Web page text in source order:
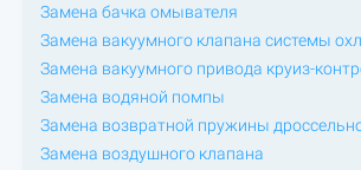
Замена бачка омывателя
Замена вакуумного клапана системы
Замена вакуумного привода круиз-
Замена водяной помпы
Замена возвратной пружины
Замена воздушного клапана